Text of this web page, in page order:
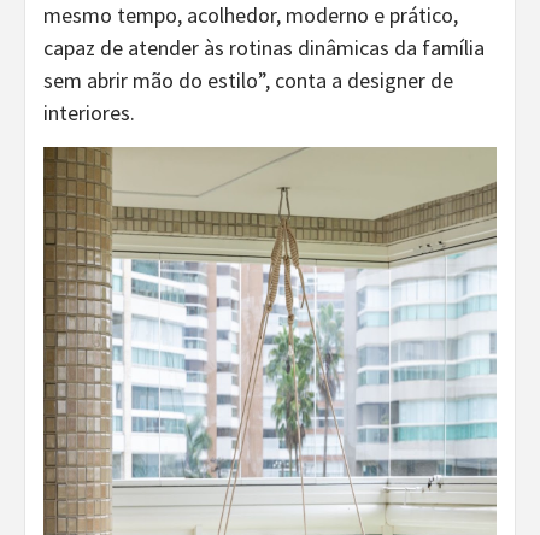
mesmo tempo, acolhedor, moderno e prático,
capaz de atender às rotinas dinâmicas da família
sem abrir mão do estilo”, conta a designer de
interiores.